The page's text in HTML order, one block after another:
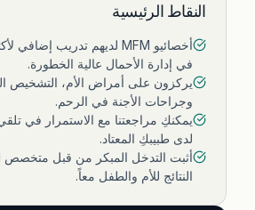
النقاط الرئيسية
في إدارة الأحمال عالية الخطورة.
يركزون على أمراض الأم، التشخيص
وجراحات الأجنة في الرحم.
يمكنكِ مراجعتنا مع الاستمرار في تلقي
لدى طبيبكِ المعتاد.
النتائج للأم والطفل معاً.